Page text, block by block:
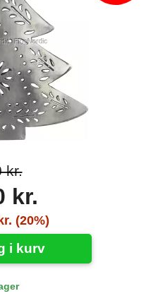
kr.
kr.
(20%)
i kurv